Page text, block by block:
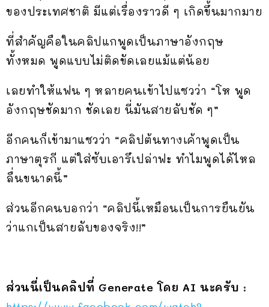
ของประเทศชาติ มีแต่เรื่องราวดี ๆ เกิดขึ้นมากมาย
ที่สำคัญคือในคลิปแกพูดเป็นภาษาอังกฤษ
ทั้งหมด พูดแบบไม่ติดขัดเลยแม้แต่น้อย
เลยทำให้แฟน ๆ หลายคนเข้าไปแซวว่า “โห พูด
อังกฤษชัดมาก ชัดเลย นี่มันสายลับชัด ๆ”
อีกคนก็เข้ามาแซวว่า “คลิปต้นทางเค้าพูดเป็น
ภาษาตุรกี แต่ใส่ซับเอารึเปล่าฟะ ทำไมพูดได้ไหล
ลื่นขนาดนี้”
ส่วนอีกคนบอกว่า “คลิปนี้เหมือนเป็นการยืนยัน
ว่าแกเป็นสายลับของจริง!!”
ส่วนนี่เป็นคลิปที่ Generate โดย AI นะครับ :